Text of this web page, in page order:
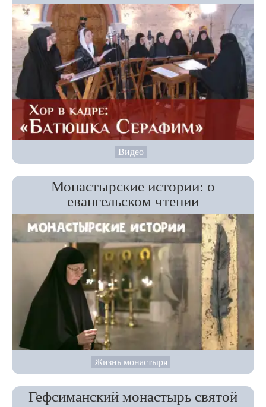
Видео
Монастырские истории: о
евангельском чтении
Жизнь монастыря
Гефсиманский монастырь святой